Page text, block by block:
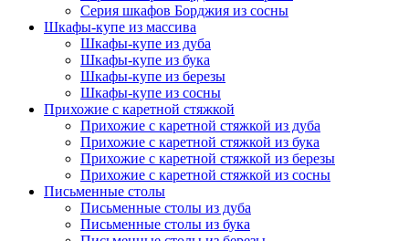
Серия шкафов Борджия из сосны
Шкафы-купе из массива
Шкафы-купе из дуба
Шкафы-купе из бука
Шкафы-купе из березы
Шкафы-купе из сосны
Прихожие с каретной стяжкой
Прихожие с каретной стяжкой из дуба
Прихожие с каретной стяжкой из бука
Прихожие с каретной стяжкой из березы
Прихожие с каретной стяжкой из сосны
Письменные столы
Письменные столы из дуба
Письменные столы из бука